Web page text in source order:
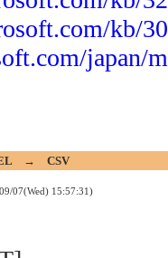
kb/
japan/
→ CSV
07(Wed) 15:57:31)